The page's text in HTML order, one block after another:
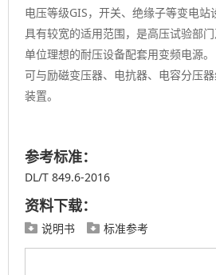
电压等级GIS，开关、绝缘子等变电站
具有较宽的适用范围，是高压试验部
单位理想的耐压设备配套用变频电源。
可与励磁变压器、电抗器、电容分压
装置。
参考标准：
DL/T 849.6-2016
资料下载：
 说明书  标准参考